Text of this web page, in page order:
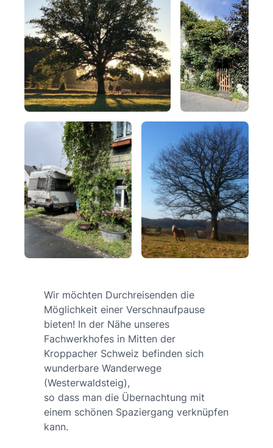
Wir möchten Durchreisenden die
Möglichkeit einer Verschnaufpause
bieten! In der Nähe unseres
Fachwerkhofes in Mitten der
Kroppacher Schweiz befinden sich
wunderbare Wanderwege
(Westerwaldsteig),
so dass man die Übernachtung mit
einem schönen Spaziergang verknüpfen
kann.